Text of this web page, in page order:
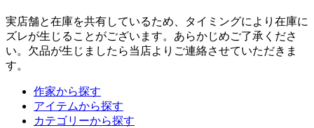
実店舗と在庫を共有しているため、タイミングにより在庫に
ズレが生じることがございます。あらかじめご了承くださ
い。欠品が生じましたら当店よりご連絡させていただきま
す。
作家から探す
アイテムから探す
カテゴリーから探す